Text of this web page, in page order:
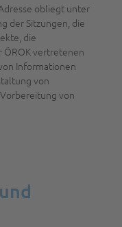
obliegt unter
der Sitzungen, die
die
ÖROK vertretenen
Informationen
von
von